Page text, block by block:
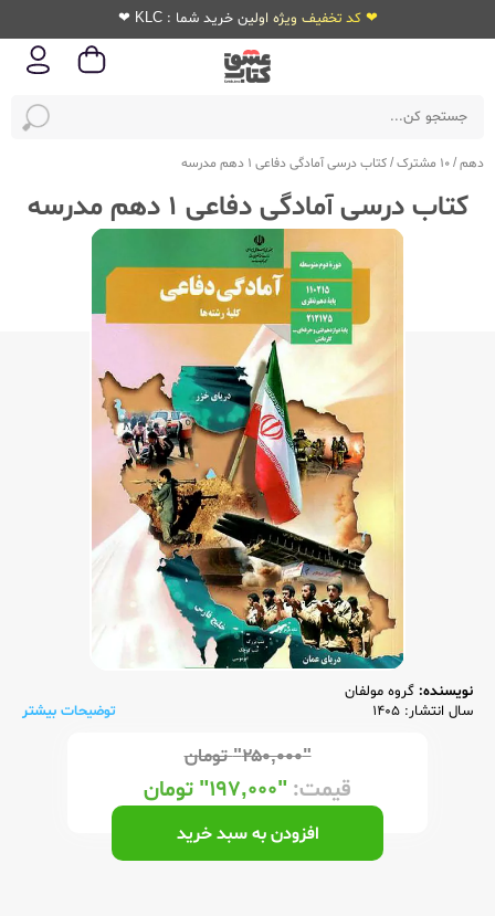
❤ کد تخفیف ویژه اولین خرید شما : KLC ❤
دهم/10 مشترک /کتاب درسی آمادگی دفاعی 1 دهم مدرسه
کتاب درسی آمادگی دفاعی 1 دهم مدرسه
نویسنده: گروه مولفان
سال انتشار: 1405
توضیحات بیشتر
"۲۵۰,۰۰۰" تومان
قیمت: "۱۹۷,۰۰۰" تومان
افزودن به سبد خرید